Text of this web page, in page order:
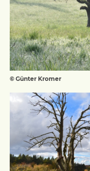
© Günter Kromer